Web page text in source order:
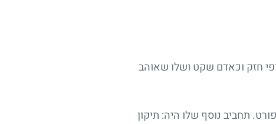
חזק וכאדם שקט ושלו שאוהב
תחביב נוסף שלו היה: תיקון